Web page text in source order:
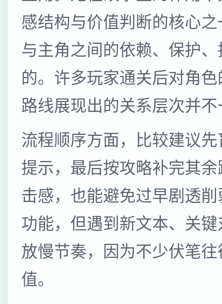
感结构与价值判断的核心
与主角之间的依赖、保护
的。许多玩家通关后对角
路线展现出的关系层次并
流程顺序方面，比较建议
提示，最后按攻略补完其
击感，也能避免过早剧透
功能，但遇到新文本、关
放慢节奏，因为不少伏笔
值。